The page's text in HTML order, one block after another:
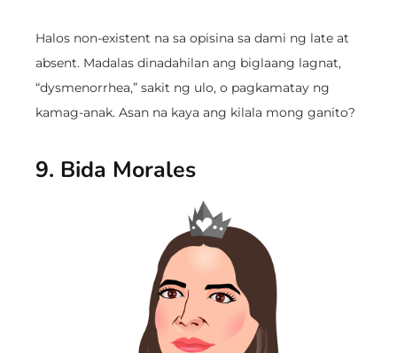
Halos non-existent na sa opisina sa dami ng late at
absent. Madalas dinadahilan ang biglaang lagnat,
“dysmenorrhea,” sakit ng ulo, o pagkamatay ng
kamag-anak. Asan na kaya ang kilala mong ganito?
9. Bida Morales